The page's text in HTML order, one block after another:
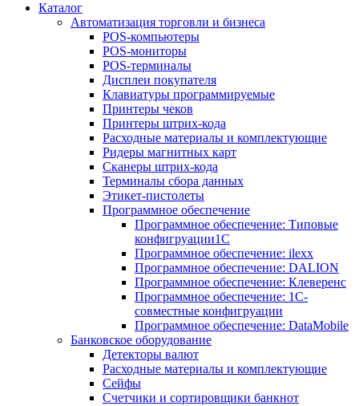
Каталог
Автоматизация торговли и бизнеса
POS-компьютеры
POS-мониторы
POS-терминалы
Дисплеи покупателя
Клавиатуры программируемые
Принтеры чеков
Принтеры штрих-кода
Расходные материалы и комплектующие
Ридеры магнитных карт
Сканеры штрих-кода
Терминалы сбора данных
Этикет-пистолеты
Программное обеспечение
Программное обеспечение: Типовые
конфигруации1С
Программное обеспечение: ilexx
Программное обеспечение: DALION
Программное обеспечение: Клеверенс
Программное обеспечение: 1С-
совместные конфигруации
Программное обеспечение: DataMobile
Банковское оборудование
Детекторы валют
Расходные материалы и комплектующие
Сейфы
Счетчики и сортировщики банкнот